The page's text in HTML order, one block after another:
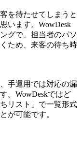
を待たせてしまうと
います。WowDesk
グで、担当者のパソ
ため、来客の待ち時
手運用では対応の漏
。WowDeskではど
リスト」で一覧形式
が可能です。